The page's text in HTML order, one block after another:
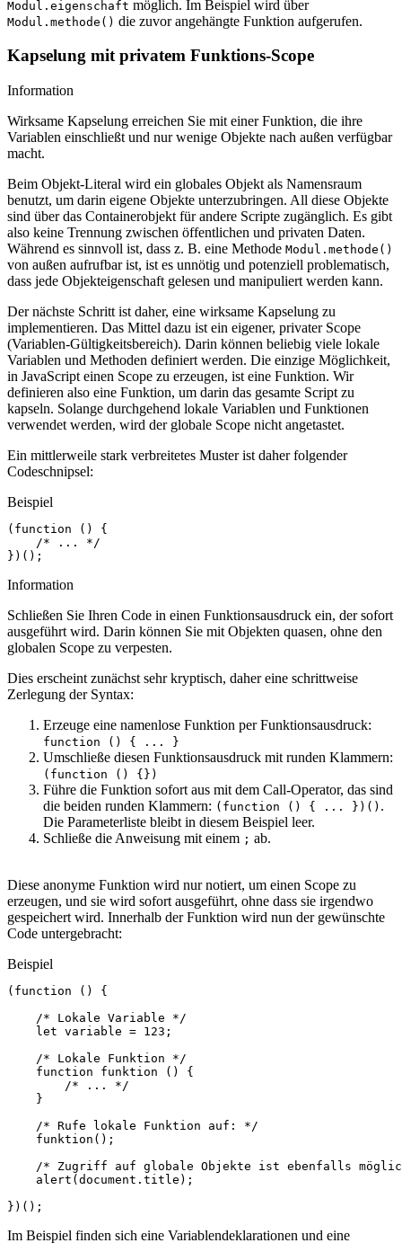
Modul.eigenschaft möglich. Im Beispiel wird über
Modul.methode() die zuvor angehängte Funktion aufgerufen.
Kapselung mit privatem Funktions-Scope
Information
Wirksame Kapselung erreichen Sie mit einer Funktion, die ihre
Variablen einschließt und nur wenige Objekte nach außen verfügbar
macht.
Beim Objekt-Literal wird ein globales Objekt als Namensraum
benutzt, um darin eigene Objekte unterzubringen. All diese Objekte
sind über das Containerobjekt für andere Scripte zugänglich. Es gibt
also keine Trennung zwischen öffentlichen und privaten Daten.
Während es sinnvoll ist, dass z. B. eine Methode Modul.methode()
von außen aufrufbar ist, ist es unnötig und potenziell problematisch,
dass jede Objekteigenschaft gelesen und manipuliert werden kann.
Der nächste Schritt ist daher, eine wirksame Kapselung zu
implementieren. Das Mittel dazu ist ein eigener, privater Scope
(Variablen-Gültigkeitsbereich). Darin können beliebig viele lokale
Variablen und Methoden definiert werden. Die einzige Möglichkeit,
in JavaScript einen Scope zu erzeugen, ist eine Funktion. Wir
definieren also eine Funktion, um darin das gesamte Script zu
kapseln. Solange durchgehend lokale Variablen und Funktionen
verwendet werden, wird der globale Scope nicht angetastet.
Ein mittlerweile stark verbreitetes Muster ist daher folgender
Codeschnipsel:
Beispiel
( function ()
{
/* ... */
})();
Information
Schließen Sie Ihren Code in einen Funktionsausdruck ein, der sofort
ausgeführt wird. Darin können Sie mit Objekten quasen, ohne den
globalen Scope zu verpesten.
Dies erscheint zunächst sehr kryptisch, daher eine schrittweise
Zerlegung der Syntax:
Erzeuge eine namenlose Funktion per Funktionsausdruck:
function () { ... }
Umschließe diesen Funktionsausdruck mit runden Klammern:
(function () {})
Führe die Funktion sofort aus mit dem Call-Operator, das sind
die beiden runden Klammern: (function () { ... })() .
Die Parameterliste bleibt in diesem Beispiel leer.
Schließe die Anweisung mit einem ; ab.
Diese anonyme Funktion wird nur notiert, um einen Scope zu
erzeugen, und sie wird sofort ausgeführt, ohne dass sie irgendwo
gespeichert wird. Innerhalb der Funktion wird nun der gewünschte
Code untergebracht:
Beispiel
( function ()
{
/* Lokale Variable */
let variable = 123 ;
/* Lokale Funktion */
function
funktion ()
{
/* ... */
}
/* Rufe lokale Funktion auf: */
funktion ();
/* Zugriff auf globale Objekte ist ebenfalls
alert ( document . title );
})();
Im Beispiel finden sich eine Variablendeklarationen und eine